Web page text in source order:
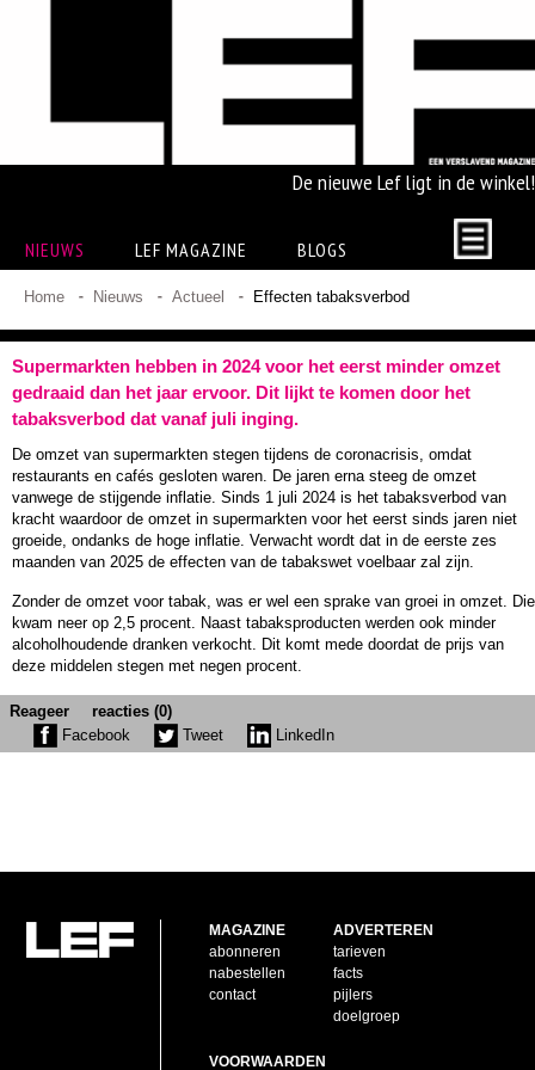
De nieuwe Lef ligt in de winkel!
NIEUWS LEF MAGAZINE BLOGS
Home Nieuws Actueel Effecten tabaksverbod
Supermarkten hebben in 2024 voor het eerst minder omzet
gedraaid dan het jaar ervoor. Dit lijkt te komen door het
tabaksverbod dat vanaf juli inging.
De omzet van supermarkten stegen tijdens de coronacrisis, omdat
restaurants en cafés gesloten waren. De jaren erna steeg de omzet
vanwege de stijgende inflatie. Sinds 1 juli 2024 is het tabaksverbod van
kracht waardoor de omzet in supermarkten voor het eerst sinds jaren niet
groeide, ondanks de hoge inflatie. Verwacht wordt dat in de eerste zes
maanden van 2025 de effecten van de tabakswet voelbaar zal zijn.
Zonder de omzet voor tabak, was er wel een sprake van groei in omzet. Die
kwam neer op 2,5 procent. Naast tabaksproducten werden ook minder
alcoholhoudende dranken verkocht. Dit komt mede doordat de prijs van
deze middelen stegen met negen procent.
Reageer
reacties (0)
Facebook
Tweet LinkedIn
MAGAZINE
abonneren
nabestellen
contact
ADVERTEREN
tarieven
facts
pijlers
doelgroep
VOORWAARDEN